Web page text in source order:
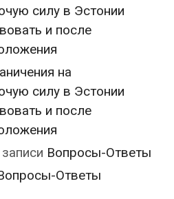
силу в Эстонии
и после
на
силу в Эстонии
и после
Вопросы-Ответы
Ответы